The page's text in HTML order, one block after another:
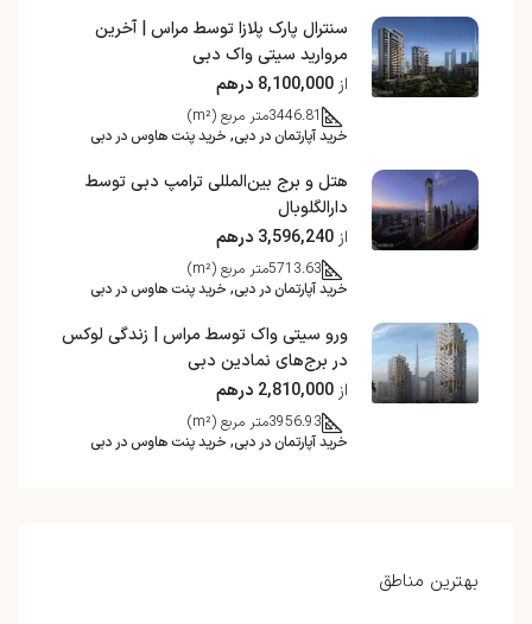
سنترال پارک پلازا توسط مراس | آخرین
مروارید سیتی واک دبی
از 8,100,000 درهم
3446.81متر مربع (m²)
خرید آپارتمان در دبی, خرید پنت هاوس در دبی
هتل و برج بین‌المللی ترامپ دبی توسط
دارالگلوبال
از 3,596,240 درهم
5713.63متر مربع (m²)
خرید آپارتمان در دبی, خرید پنت هاوس در دبی
ورو سیتی واک توسط مراس | زندگی لوکس
در برج‌های نمادین دبی
از 2,810,000 درهم
3956.93متر مربع (m²)
خرید آپارتمان در دبی, خرید پنت هاوس در دبی
بهترین مناطق